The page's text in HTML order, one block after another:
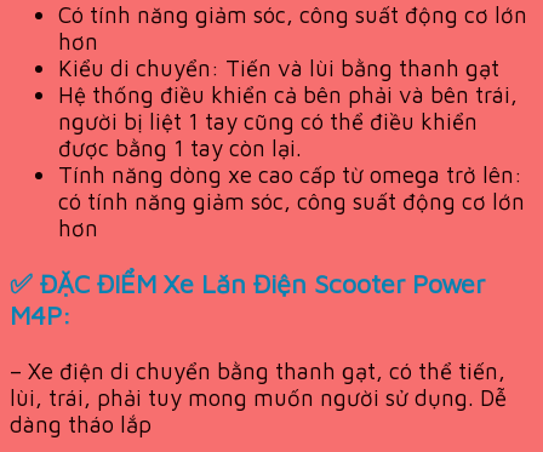
Có tính năng giảm sóc, công suất động cơ lớn
hơn
Kiểu di chuyển: Tiến và lùi bằng thanh gạt
Hệ thống điều khiển cả bên phải và bên trái,
người bị liệt 1 tay cũng có thể điều khiển
được bằng 1 tay còn lại.
Tính năng dòng xe cao cấp từ omega trở lên:
có tính năng giảm sóc, công suất động cơ lớn
hơn
✅ ĐẶC ĐIỂM Xe Lăn Điện Scooter Power
M4P:
– Xe điện di chuyển bằng thanh gạt, có thể tiến,
lùi, trái, phải tuy mong muốn người sử dụng. Dễ
dàng tháo lắp